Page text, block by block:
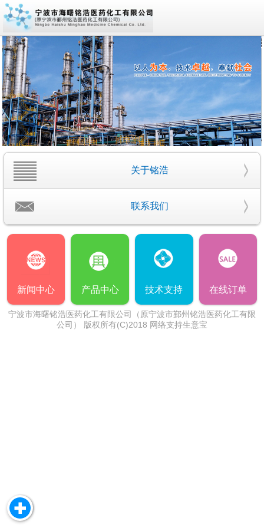
关于铭浩
联系我们
新闻中心 产品中心 技术支持 在线订单
宁波市海曙铭浩医药化工有限公司（原宁波市鄞州铭浩医药化工有限
公司）
版权所有(C)2018 网络支持生意宝